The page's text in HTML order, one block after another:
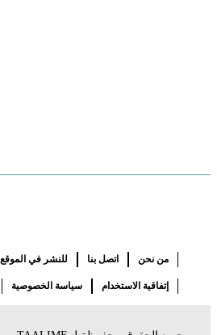
من نحن اتصل بنا للنشر في الموقع
إتفاقية الاستخدام سياسة الخصوصية